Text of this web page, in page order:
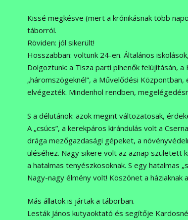
Kissé megkésve (mert a krónikásnak több
táborról.
Röviden: jól sikerült!
Hosszabban: voltunk 24-en. Általános
Dolgoztunk: a Tisza parti pihenők felújításán,
„háromszögeknél”, a Művelődési
elvégezték. Mindenhol rendben,
S a délutánok: azok megint változatosak,
A „csúcs”, a kerekpáros kirándulás volt a
drága mezőgazdasági gépeket, a
üléséhez. Nagy sikere volt az aznap született
a hatalmas tenyészkosoknak. S egy hatalmas
Nagy-nagy élmény volt! Köszönet a
Más állatok is jártak a táborban.
Lesták János kutyaoktató és segítője